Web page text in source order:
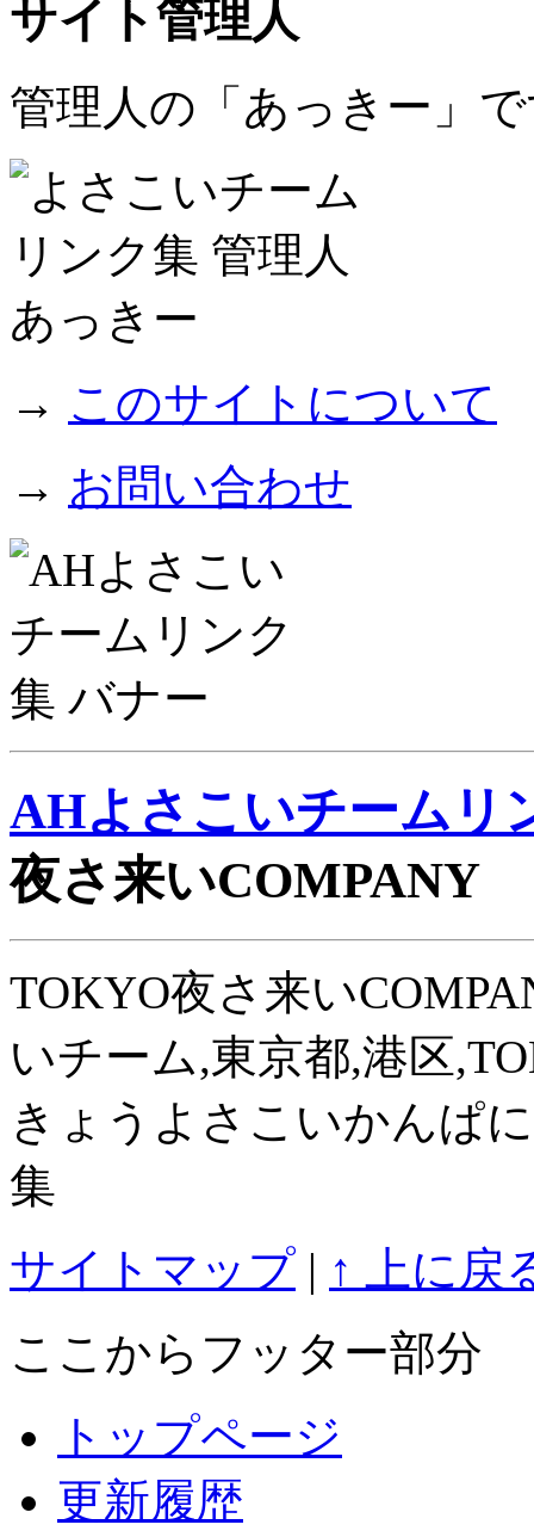
サイト管理人
管理人の「あっきー」
→ このサイトについて
→ お問い合わせ
AHよさこいチームリ
夜さ来いCOMPANY
TOKYO夜さ来い
いチーム,東京都,港区
きょうよさこいかんぱ
集
サイトマップ | ↑ 上に戻
ここからフッター部分
トップページ
更新履歴